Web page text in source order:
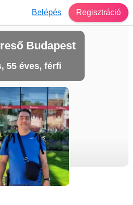
Belépés Regisztráció
Budapest
55 éves, férfi